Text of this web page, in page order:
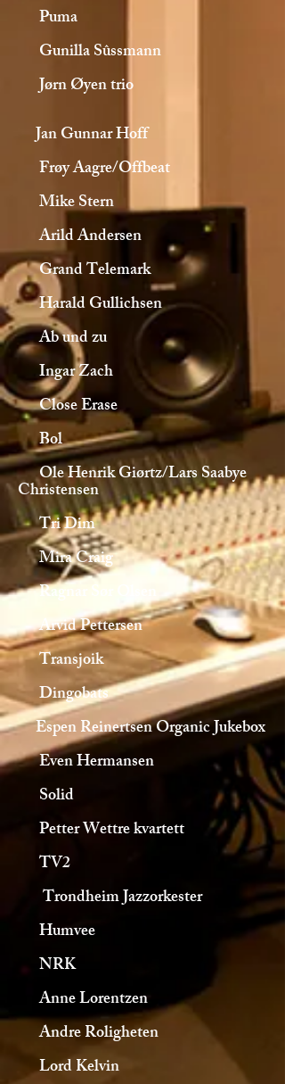
Puma
Gunilla Sûssmann
Jørn Øyen trio
Jan Gunnar Hoff
Frøy Aagre/Offbeat
Mike Stern
Arild Andersen
Grand Telemark
Harald Gullichsen
Ab und zu
Ingar Zach
Close Erase
Bol
Ole Henrik Giørtz/Lars Saabye
Christensen
Tri Dim
Mira Craig
Ragnar Sør Olsen
Arvid Pettersen
Transjoik
Dingobats
Espen Reinertsen Organic Jukebox
Even Hermansen
Solid
Petter Wettre kvartett
TV2
Trondheim Jazzorkester
Humvee
NRK
Anne Lorentzen
Andre Roligheten
Lord Kelvin